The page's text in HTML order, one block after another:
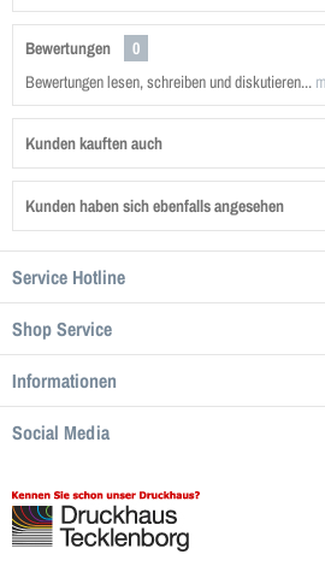
Bewertungen
0
Bewertungen lesen, schreiben und diskutieren...
Kunden kauften auch
Kunden haben sich ebenfalls angesehen
Service Hotline
Shop Service
Informationen
Social Media